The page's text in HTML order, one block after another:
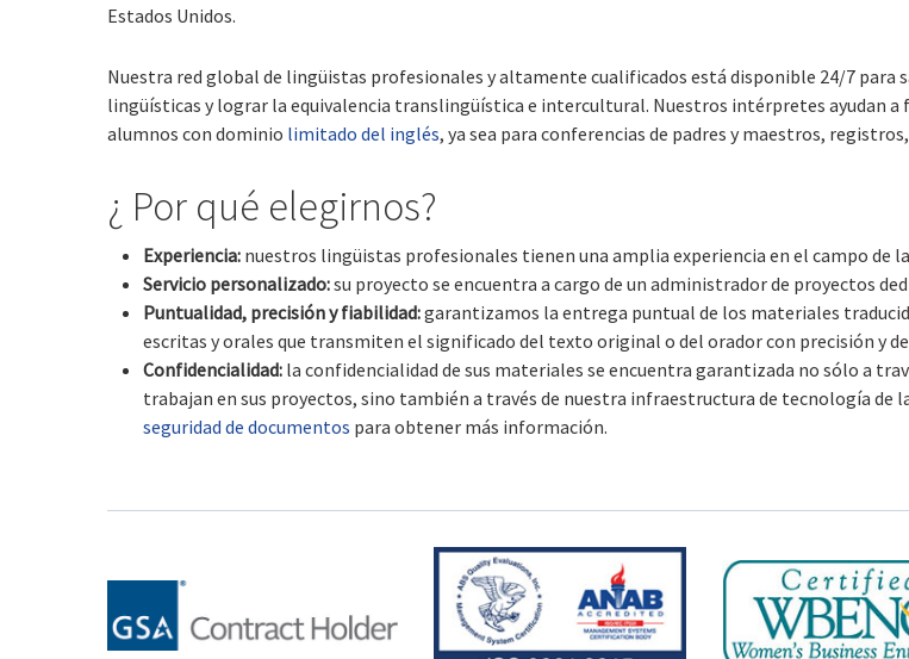
Estados Unidos.
Nuestra red global de lingüistas profesionales y altamente cualificados está disponible 24/7 para
lingüísticas y lograr la equivalencia translingüística e intercultural. Nuestros intérpretes ayudan
alumnos con dominio limitado del inglés, ya sea para conferencias de padres y maestros,
¿ Por qué elegirnos?
Experiencia: nuestros lingüistas profesionales tienen una amplia experiencia en el campo de
Servicio personalizado:su proyecto se encuentra a cargo de un administrador de proyectos
Puntualidad, precisión y fiabilidad:garantizamos la entrega puntual de los materiales
escritas y orales que transmiten el significado del texto original o del orador con precisión y
Confidencialidad: la confidencialidad de sus materiales se encuentra garantizada no sólo a
trabajan en sus proyectos, sino también a través de nuestra infraestructura de tecnología de
seguridad de documentos para obtener más información.